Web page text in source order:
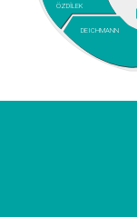
DEICHMANN
ÖZDİLEK